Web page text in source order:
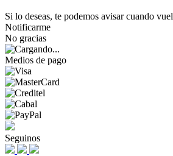
Si lo deseas, te podemos avisar cuando
Notificarme
No gracias
Medios de pago
Seguinos